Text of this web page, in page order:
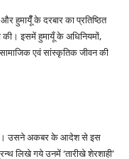
हुमायूँँ के दरबार का प्रतिष्ठित
इसमें हुमायूँ के अधिनियमों,
एवं सांस्कृतिक जीवन की
उसने अकबर के आदेश से इस
लिखे गये उनमें ‘तारीखे शेरशाही’